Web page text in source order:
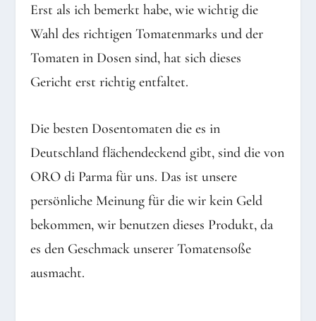
Erst als ich bemerkt habe, wie wichtig die
Wahl des richtigen Tomatenmarks und der
Tomaten in Dosen sind, hat sich dieses
Gericht erst richtig entfaltet.
Die besten Dosentomaten die es in
Deutschland flächendeckend gibt, sind die von
ORO di Parma für uns. Das ist unsere
persönliche Meinung für die wir kein Geld
bekommen, wir benutzen dieses Produkt, da
es den Geschmack unserer Tomatensoße
ausmacht.